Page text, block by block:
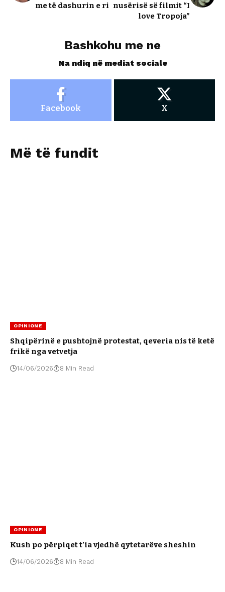
me të dashurin e ri nusërisë së filmit “I
love Tropoja”
Bashkohu me ne
Na ndiq në mediat sociale
Facebook X
Më të fundit
OPINIONE
Shqipërinë e pushtojnë protestat, qeveria nis të ketë
frikë nga vetvetja
14/06/2026 8 Min Read
OPINIONE
Kush po përpiqet t’ia vjedhë qytetarëve sheshin
14/06/2026 8 Min Read